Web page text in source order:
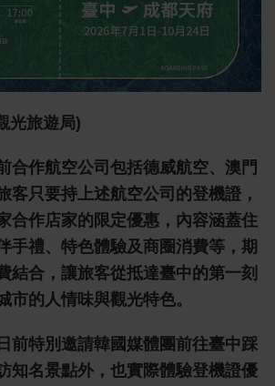
光旅遊局)
合作航空公司包括德威航空、澳門
客只要持上述航空公司的登機證，
合作店家的限定優惠，內容涵蓋住
手禮、特色體驗及商圈消費等，期
結合，讓旅客從抵達臺中的第一刻
市的人情味與觀光特色。
前特別邀請韓國媒體團前往臺中踩
知名景點外，也實際體驗登機證優